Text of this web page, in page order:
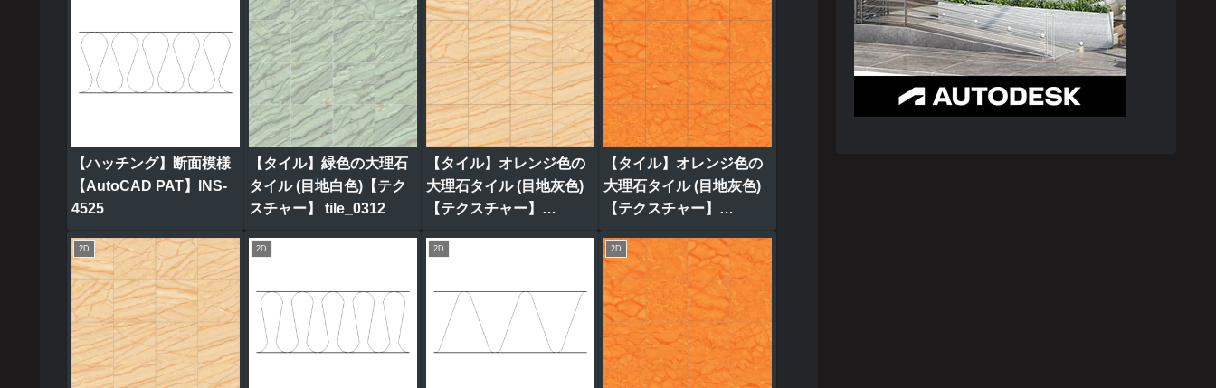
【ハッチング】断面模様
【AutoCAD PAT】INS-
4525
【タイル】緑色の大理石
タイル (目地白色)【テク
スチャー】 tile_0312
【タイル】オレンジ色の
大理石タイル (目地灰色)
【テクスチャー】
【タイル】オレンジ色の
大理石タイル (目地灰色)
【テクスチャー】
2D 2D 2D 2D